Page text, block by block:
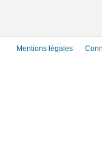
Mentions légales